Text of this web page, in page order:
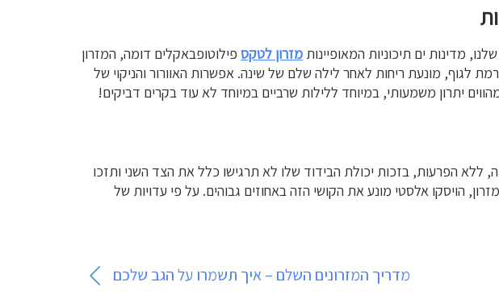
מדינות ים תיכוניות המאופיינות מזרון לטקספילוטופבאקלים דומה, המזרון
לגוף, מונעת ריחות לאחר לילה שלם של שינה. אפשרות האוורור והניקוי של
יתרון משמעותי, במיוחד ללילות שרביים במיוחד לא עוד בקרים דביקים!
ללא הפרעות, בזכות יכולת הבידוד שלו לא תרגישו כלל את הצד השני ותזכו
הויסקו אלסטי מונע את הקושי הזה באחוזים גבוהים. על פי עדויות של
מדריך המזרונים השלם – איך תשמרו על הגב שלכם